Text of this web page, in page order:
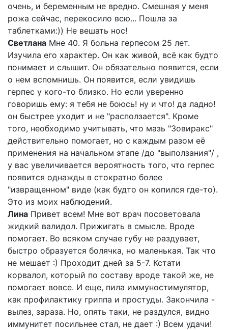
очень, и беременным не вредно. Смешная у меня
рожа сейчас, перекосило всю... Пошла за
таблетками:)) Не вешать нос!
Светлана Мне 40. Я больна герпесом 25 лет.
Изучила его характер. Он как живой, всё как будто
понимает и слышит. Он обязательно появится, если
о нем вспомнишь. Он появится, если увидишь
герпес у кого-то близко. Но если уверенно
говоришь ему: я тебя не боюсь! ну и что! да ладно!
он быстрее уходит и не "расползается". Кроме
того, необходимо учитывать, что мазь "Зовиракс"
действительно помогает, но с каждым разом её
применения на начальном этапе /до "выползания"/ ,
у вас увеличивается вероятность того, что герпес
появится однажды в стократно более
"извращенном" виде (как будто он копился где-то).
Это из моих наблюдений.
Лина Привет всем! Мне вот врач посоветовала
жидкий валидол. Прижигать в смысле. Вроде
помогает. Во всяком случае губу не раздувает,
быстро образуется болячка, но маленькая. Так что
не мешает :) Проходит дней за 5-7. Кстати
корвалол, который по составу вроде такой же, не
помогает вовсе. И еще, пила иммуностимулятор,
как профилактику гриппа и простуды. Закончила -
вылез, зараза. Но, опять таки, не раздулся, видно
иммунитет посильнее стал, не дает :) Всем удачи!